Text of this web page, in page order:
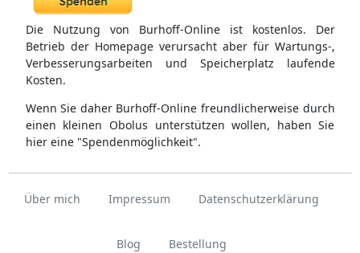
Die Nutzung von Burhoff-Online ist kostenlos. Der
Betrieb der Homepage verursacht aber für Wartungs-,
Verbesserungsarbeiten und Speicherplatz laufende
Kosten.
Wenn Sie daher Burhoff-Online freundlicherweise durch
einen kleinen Obolus unterstützen wollen, haben Sie
hier eine "Spendenmöglichkeit".
Über mich Impressum Datenschutzerklärung
Blog Bestellung